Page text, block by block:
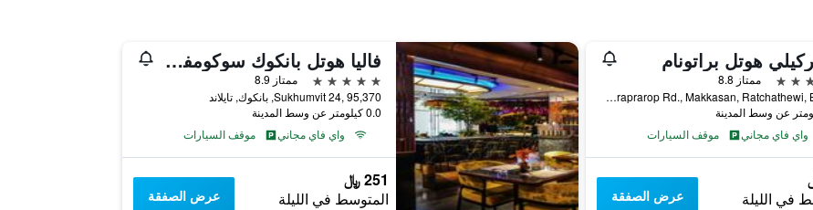
هوتل براتونام
ممتاز 8.8
559 Ratcharaprarop Rd., Makkasan, Ratchathewi, Ba, بانكوك, تايلاند
واي فاي مجاني
موقف السيارات
في الليلة عرض الصفقة
فاليا هوتل بانكوك سوكومفيت
5 نجوم
ممتاز 8.9
Sukhumvit 24, 95,370, بانكوك, تايلاند
0.0 كيلومتر عن وسط المدينة
واي فاي مجاني
موقف السيارات
251 ﷼
المتوسط في الليلة عرض الصفقة